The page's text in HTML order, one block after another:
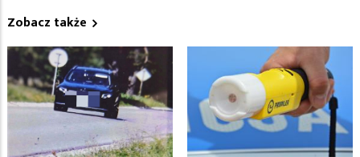
Zobacz także